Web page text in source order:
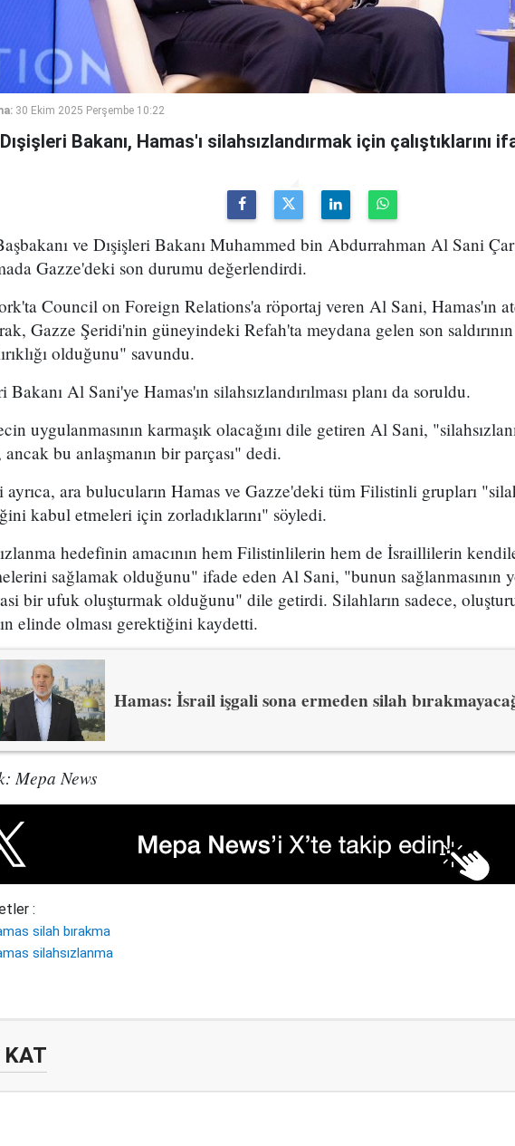
30 Ekim 2025 Perşembe 10:22
Bakanı, Hamas'ı silahsızlandırmak için çalıştıklarını
ve Dışişleri Bakanı Muhammed bin Abdurrahman Al Sani
Gazze'deki son durumu değerlendirdi.
Council on Foreign Relations'a röportaj veren Al Sani, Hamas'ın
Gazze Şeridi'nin güneyindeki Refah'ta meydana gelen son
olduğunu" savundu.
Bakanı Al Sani'ye Hamas'ın silahsızlandırılması planı da soruldu.
uygulanmasının karmaşık olacağını dile getiren Al Sani,
bu anlaşmanın bir parçası" dedi.
ara bulucuların Hamas ve Gazze'deki tüm Filistinli grupları
kabul etmeleri için zorladıklarını" söyledi.
hedefinin amacının hem Filistinlilerin hem de İsraillilerin
sağlamak olduğunu" ifade eden Al Sani, "bunun sağlanmasının
bir ufuk oluşturmak olduğunu" dile getirdi. Silahların sadece,
elinde olması gerektiğini kaydetti.
Hamas: İsrail işgali sona ermeden silah
Mepa News
:
silah bırakma
silahsızlanma
KAT